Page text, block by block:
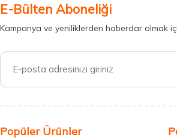
E-Bülten Aboneliği
Kampanya ve yeniliklerden haberdar olmak
Popüler Ürünler